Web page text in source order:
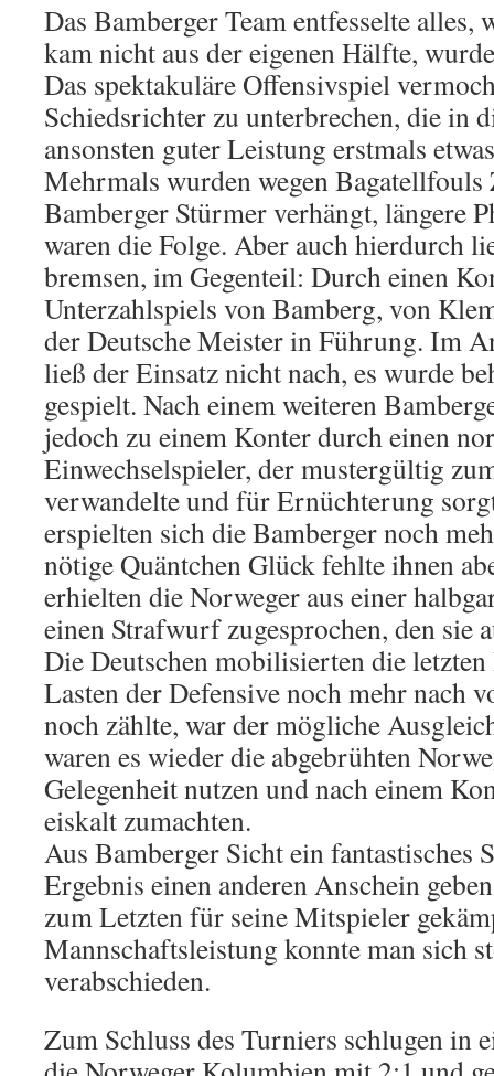
Das Bamberger Team entfesselte alles,
kam nicht aus der eigenen Hälfte,
Das spektakuläre Offensivspiel
Schiedsrichter zu unterbrechen, die in
ansonsten guter Leistung erstmals
Mehrmals wurden wegen Bagatellfouls
Bamberger Stürmer verhängt, längere
waren die Folge. Aber auch hierdurch
bremsen, im Gegenteil: Durch einen
Unterzahlspiels von Bamberg, von
der Deutsche Meister in Führung. Im
ließ der Einsatz nicht nach, es wurde
gespielt. Nach einem weiteren
jedoch zu einem Konter durch einen
Einwechselspieler, der mustergültig
verwandelte und für Ernüchterung
erspielten sich die Bamberger noch
nötige Quäntchen Glück fehlte ihnen
erhielten die Norweger aus einer
einen Strafwurf zugesprochen, den sie
Die Deutschen mobilisierten die letzten
Lasten der Defensive noch mehr nach
noch zählte, war der mögliche
waren es wieder die abgebrühten
Gelegenheit nutzen und nach einem
eiskalt zumachten.
Aus Bamberger Sicht ein fantastisches
Ergebnis einen anderen Anschein
zum Letzten für seine Mitspieler
Mannschaftsleistung konnte man sich
verabschieden.
Zum Schluss des Turniers schlugen in